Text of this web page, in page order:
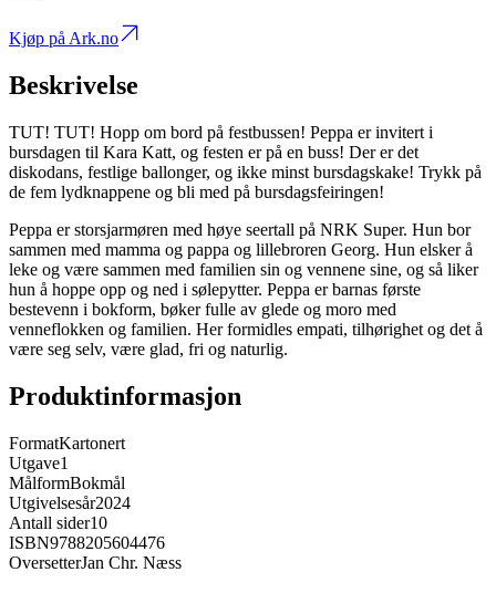
Kjøp på Ark.no
Beskrivelse
TUT! TUT! Hopp om bord på festbussen! Peppa er invitert i
bursdagen til Kara Katt, og festen er på en buss! Der er det
diskodans, festlige ballonger, og ikke minst bursdagskake! Trykk på
de fem lydknappene og bli med på bursdagsfeiringen!
Peppa er storsjarmøren med høye seertall på NRK Super. Hun bor
sammen med mamma og pappa og lillebroren Georg. Hun elsker å
leke og være sammen med familien sin og vennene sine, og så liker
hun å hoppe opp og ned i sølepytter. Peppa er barnas første
bestevenn i bokform, bøker fulle av glede og moro med
venneflokken og familien. Her formidles empati, tilhørighet og det å
være seg selv, være glad, fri og naturlig.
Produktinformasjon
FormatKartonert
Utgave1
MålformBokmål
Utgivelsesår2024
Antall sider10
ISBN9788205604476
OversetterJan Chr. Næss